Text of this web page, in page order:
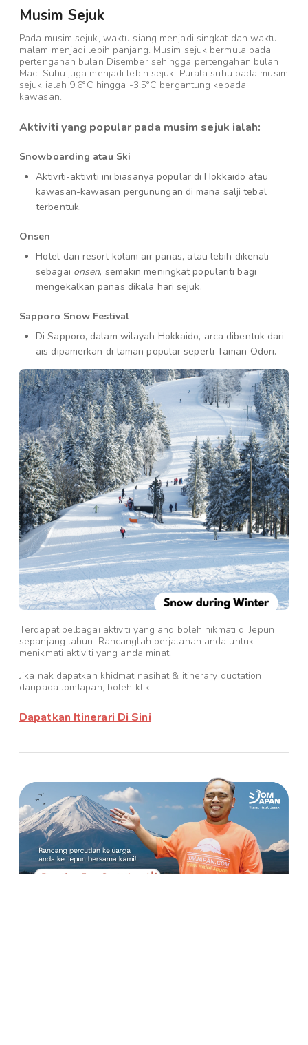
Musim Sejuk
Pada musim sejuk, waktu siang menjadi singkat dan waktu
malam menjadi lebih panjang. Musim sejuk bermula pada
pertengahan bulan Disember sehingga pertengahan bulan
Mac. Suhu juga menjadi lebih sejuk. Purata suhu pada musim
sejuk ialah 9.6°C hingga -3.5°C bergantung kepada
kawasan.
Aktiviti yang popular pada musim sejuk ialah:
Snowboarding atau Ski
Aktiviti-aktiviti ini biasanya popular di Hokkaido atau
kawasan-kawasan pergunungan di mana salji tebal
terbentuk.
Onsen
Hotel dan resort kolam air panas, atau lebih dikenali
sebagai onsen, semakin meningkat populariti bagi
mengekalkan panas dikala hari sejuk.
Sapporo Snow Festival
Di Sapporo, dalam wilayah Hokkaido, arca dibentuk dari
ais dipamerkan di taman popular seperti Taman Odori.
Terdapat pelbagai aktiviti yang and boleh nikmati di Jepun
sepanjang tahun. Rancanglah perjalanan anda untuk
menikmati aktiviti yang anda minat.
Jika nak dapatkan khidmat nasihat & itinerary quotation
daripada JomJapan, boleh klik:
Dapatkan Itinerari Di Sini